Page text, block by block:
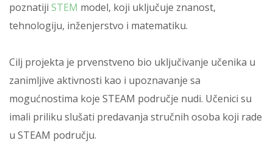
poznatiji STEM model, koji uključuje znanost,
tehnologiju, inženjerstvo i matematiku.
Cilj projekta je prvenstveno bio uključivanje učenika u
zanimljive aktivnosti kao i upoznavanje sa
mogućnostima koje STEAM područje nudi. Učenici su
imali priliku slušati predavanja stručnih osoba koji rade
u STEAM području.